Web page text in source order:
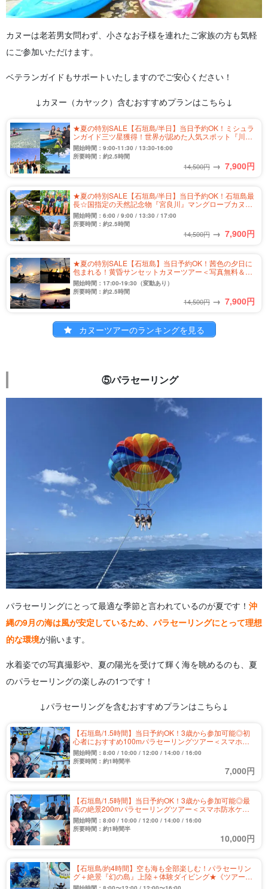
カヌーは老若男女問わず、小さなお子様を連れたご家族の方も気軽
にご参加いただけます。
ベテランガイドもサポートいたしますのでご安心ください！
↓カヌー（カヤック）含むおすすめプランはこちら↓
★夏の特別SALE【石垣島/半日】当日予約OK！ミシュラ
ンガイド三ツ星獲得！世界が認めた人気スポット『川平
湾』カヤックツアー★写真無料＆送迎付き（No.302）
開始時間：9:00-11:30 / 13:30-16:00
所要時間：約2.5時間
14,500円 → 7,900円
★夏の特別SALE【石垣島/半日】当日予約OK！石垣島最
長☆国指定の天然記念物『宮良川』マングローブカヌー
ツアー★写真無料＆送迎付き（No.328）
開始時間：6:00 / 9:00 / 13:30 / 17:00
所要時間：約2.5時間
14,500円 → 7,900円
★夏の特別SALE【石垣島】当日予約OK！茜色の夕日に
包まれる！黄昏サンセットカヌーツアー＜写真無料＆送
迎付き＞（No.333）
開始時間：17:00-19:30（変動あり）
所要時間：約2.5時間
14,500円 → 7,900円
カヌーツアーのランキングを見る
⑤パラセーリング
パラセーリングにとって最適な季節と言われているのが夏です！ 沖
縄の9月の海は風が安定しているため、パラセーリングにとって理想
的な環境が揃います。
水着姿での写真撮影や、夏の陽光を受けて輝く海を眺めるのも、夏
のパラセーリングの楽しみの1つです！
↓パラセーリングを含むおすすめプランはこちら↓
【石垣島/1.5時間】当日予約OK！3歳から参加可能◎初
心者におすすめ100mパラセーリングツアー＜スマホ防
水ケース無料レンタル＆写真撮影付き＞（No.508）
開始時間：8:00 / 10:00 / 12:00 / 14:00 / 16:00
所要時間：約1時間半
7,000円
【石垣島/1.5時間】当日予約OK！3歳から参加可能◎最
高の絶景200mパラセーリングツアー＜スマホ防水ケー
ス無料レンタル＆写真撮影付き＞（No.510）
開始時間：8:00 / 10:00 / 12:00 / 14:00 / 16:00
所要時間：約1時間半
10,000円
【石垣島/約4時間】空も海も全部楽しむ！パラセーリン
グ＋絶景『幻の島』上陸＋体験ダイビング★《ツアー写
真無制限プレゼント》（No.215）